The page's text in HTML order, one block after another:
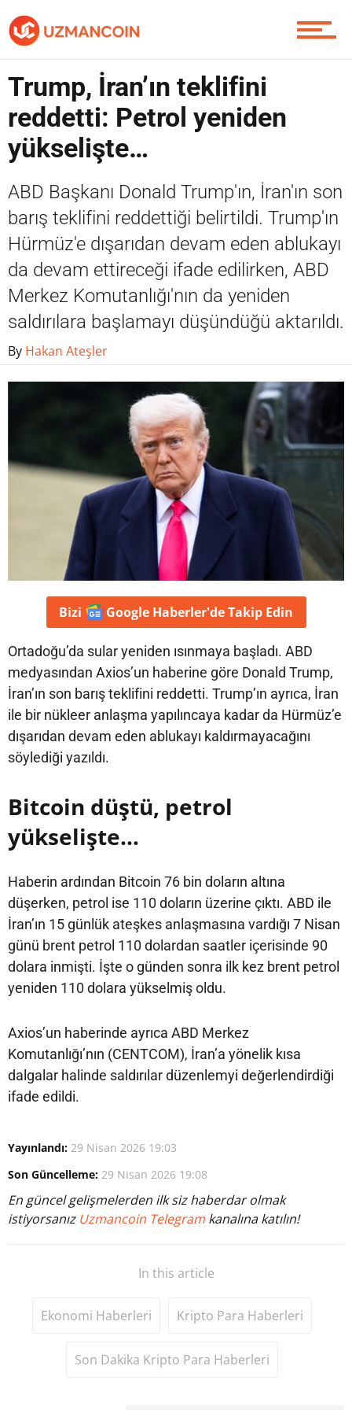
Yazarlardan
Trump, İran’ın teklifini
reddetti: Petrol yeniden
yükselişte…
ABD Başkanı Donald Trump'ın, İran'ın son
barış teklifini reddettiği belirtildi. Trump'ın
Hürmüz'e dışarıdan devam eden ablukayı
da devam ettireceği ifade edilirken, ABD
Merkez Komutanlığı'nın da yeniden
saldırılara başlamayı düşündüğü aktarıldı.
By Hakan Ateşler
Bizi Google Haberler'deTakip Edin
Ortadoğu’da sular yeniden ısınmaya başladı. ABD
medyasından Axios’un haberine göre Donald Trump,
İran’ın son barış teklifini reddetti. Trump’ın ayrıca, İran
ile bir nükleer anlaşma yapılıncaya kadar da Hürmüz’e
dışarıdan devam eden ablukayı kaldırmayacağını
söylediği yazıldı.
Bitcoin düştü, petrol
yükselişte…
Haberin ardından Bitcoin 76 bin doların altına
düşerken, petrol ise 110 doların üzerine çıktı. ABD ile
İran’ın 15 günlük ateşkes anlaşmasına vardığı 7 Nisan
günü brent petrol 110 dolardan saatler içerisinde 90
dolara inmişti. İşte o günden sonra ilk kez brent petrol
yeniden 110 dolara yükselmiş oldu.
Axios’un haberinde ayrıca ABD Merkez
Komutanlığı’nın (CENTCOM), İran’a yönelik kısa
dalgalar halinde saldırılar düzenlemyi değerlendirdiği
ifade edildi.
Yayınlandı: 29 Nisan 2026 19:03
Son Güncelleme: 29 Nisan 2026 19:08
En güncel gelişmelerden ilk siz haberdar olmak
istiyorsanız Uzmancoin Telegram kanalına katılın!
In this article
Ekonomi Haberleri Kripto Para Haberleri
Son Dakika Kripto Para Haberleri